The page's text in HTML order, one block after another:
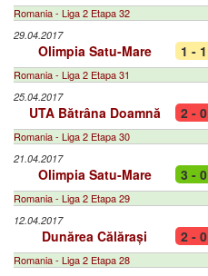
Romania - Liga 2 Etapa 32
29.04.2017
Olimpia Satu-Mare 1 - 1
Romania - Liga 2 Etapa 31
25.04.2017
UTA Bătrâna Doamnă 2 - 0
Romania - Liga 2 Etapa 30
21.04.2017
Olimpia Satu-Mare 3 - 0
Romania - Liga 2 Etapa 29
12.04.2017
Dunărea Călărași 2 - 0
Romania - Liga 2 Etapa 28